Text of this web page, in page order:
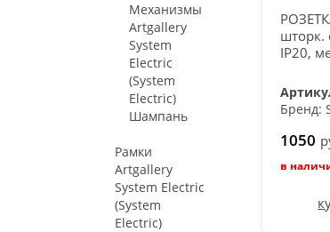
Механизмы
Artgallery
System
Electric
(System
Electric)
Шампань
Рамки
Artgallery
System Electric
(System
Electric)
шторк.
IP20,
Бренд:
1050
в